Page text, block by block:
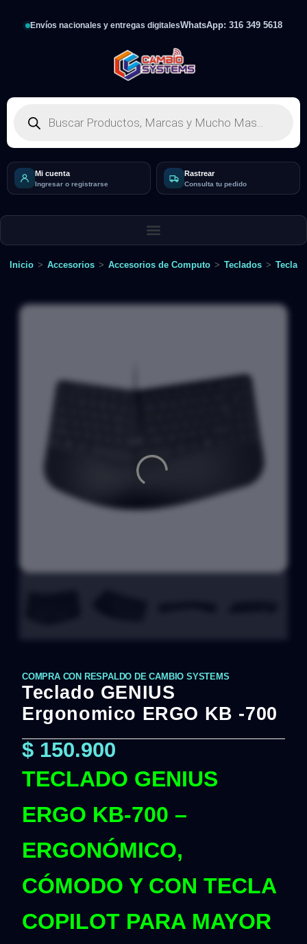
Envíos nacionales y entregas digitalesWhatsApp: 316 349 5618
Mi cuenta
Ingresar o registrarse
Rastrear
Consulta tu pedido
Inicio > Accesorios > Accesorios de Computo > Teclados >
COMPRA CON RESPALDO DE CAMBIO SYSTEMS
Teclado GENIUS
Ergonomico ERGO KB -700
$ 150.900
TECLADO GENIUS
ERGO KB-700 –
ERGONÓMICO,
CÓMODO Y CON TECLA
COPILOT PARA MAYOR